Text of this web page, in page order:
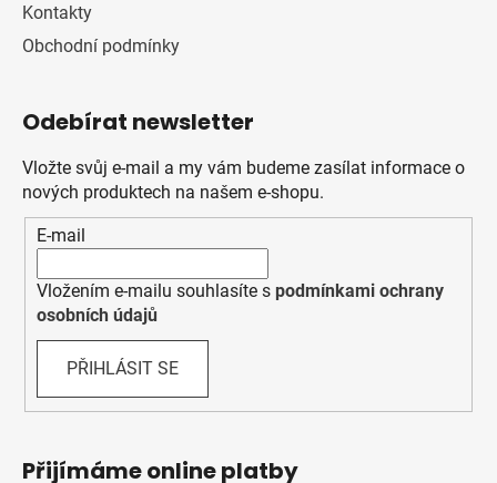
Kontakty
Obchodní podmínky
Odebírat newsletter
Vložte svůj e-mail a my vám budeme zasílat informace o
nových produktech na našem e-shopu.
E-mail
Vložením e-mailu souhlasíte s podmínkami ochrany
osobních údajů
PŘIHLÁSIT SE
Přijímáme online platby